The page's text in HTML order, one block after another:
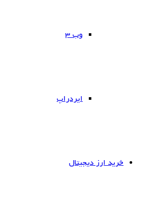
وب ۳
ایردراپ
خرید ارز دیجیتال